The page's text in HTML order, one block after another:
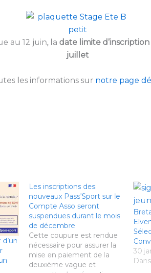
au 12 juin, la date limite d’inscription
juillet
les informations sur notre page
Les inscriptions des
nouveaux Pass’Sport sur le
Compte Asso seront
suspendues durant le mois
de décembre
Cette coupure est rendue
nécessaire pour assurer la
mise en paiement de la
deuxième vague et
30